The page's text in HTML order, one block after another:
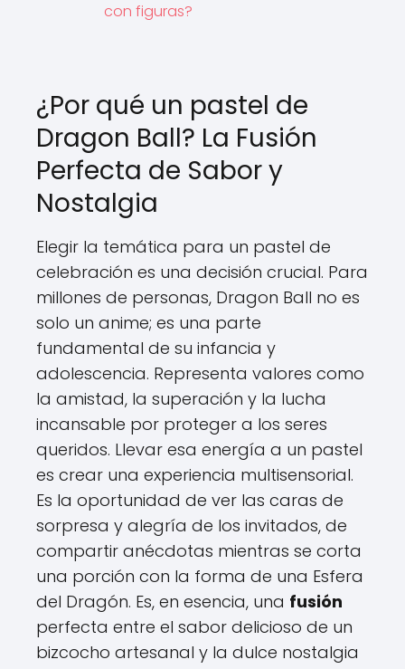
con figuras?
¿Por qué un pastel de
Dragon Ball? La Fusión
Perfecta de Sabor y
Nostalgia
Elegir la temática para un pastel de
celebración es una decisión crucial. Para
millones de personas, Dragon Ball no es
solo un anime; es una parte
fundamental de su infancia y
adolescencia. Representa valores como
la amistad, la superación y la lucha
incansable por proteger a los seres
queridos. Llevar esa energía a un pastel
es crear una experiencia multisensorial.
Es la oportunidad de ver las caras de
sorpresa y alegría de los invitados, de
compartir anécdotas mientras se corta
una porción con la forma de una Esfera
del Dragón. Es, en esencia, una fusión
perfecta entre el sabor delicioso de un
bizcocho artesanal y la dulce nostalgia